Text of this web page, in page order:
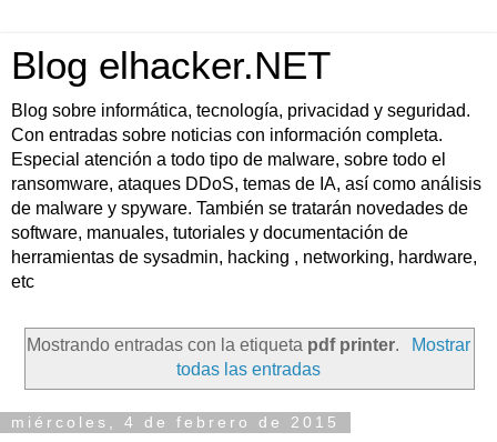
Blog elhacker.NET
Blog sobre informática, tecnología, privacidad y seguridad.
Con entradas sobre noticias con información completa.
Especial atención a todo tipo de malware, sobre todo el
ransomware, ataques DDoS, temas de IA, así como análisis
de malware y spyware. También se tratarán novedades de
software, manuales, tutoriales y documentación de
herramientas de sysadmin, hacking , networking, hardware,
etc
Mostrando entradas con la etiqueta pdf printer.
Mostrar
todas las entradas
miércoles, 4 de febrero de 2015